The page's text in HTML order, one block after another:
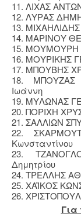
11. ΛΙΧΑΣ
12. ΛΥΡΑΣ
13.
14. ΜΑΡΙΝΟΥ
15. ΜΟΥΜΟΥΡΗ
16. ΜΟΥΡΙΚΗΣ
17. ΜΠΟΥΒΗΣ
18. ΜΠΟΥΖΑΣ
Ιωάννη
19. ΜΥΛΩΝΑΣ
20. ΠΟΡΙΧΗ
21. ΣΑΛΛΙΩΝ
22.
Κωνσταντίνου
23.
Δημητρίου
24. ΤΡΕΛΛΗΣ
25. ΧΑΪΚΟΣ
26.
Για